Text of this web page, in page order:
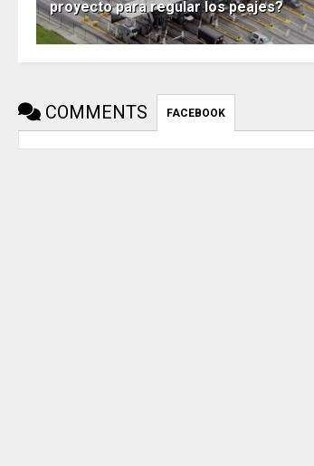
proyecto para regular los peajes?
COMMENTS FACEBOOK